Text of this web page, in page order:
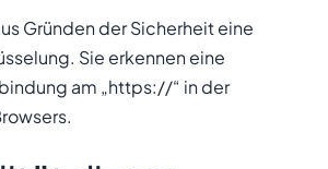
Gründen der Sicherheit eine
Sie erkennen eine
am „https://“ in der